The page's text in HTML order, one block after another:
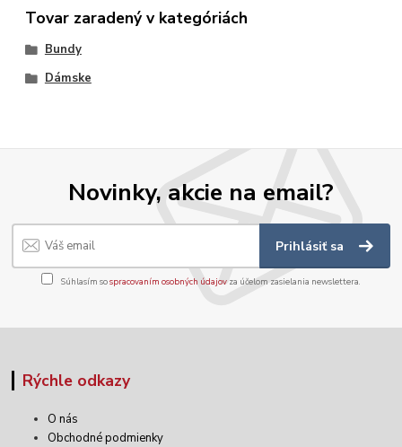
Tovar zaradený v kategóriách
Bundy
Dámske
Novinky, akcie na email?
Prihlásiť sa
Súhlasím sospracovaním osobných údajov za účelom zasielania newslettera.
Rýchle odkazy
O nás
Obchodné podmienky